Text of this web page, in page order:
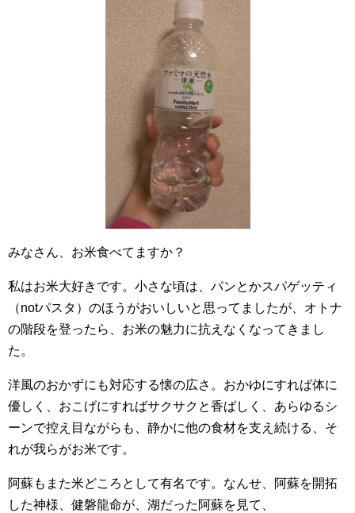
みなさん、お米食べてますか？
私はお米大好きです。小さな頃は、パンとかスパゲッティ
（notパスタ）のほうがおいしいと思ってましたが、オトナ
の階段を登ったら、お米の魅力に抗えなくなってきまし
た。
洋風のおかずにも対応する懐の広さ。おかゆにすれば体に
優しく、おこげにすればサクサクと香ばしく、あらゆるシ
ーンで控え目ながらも、静かに他の食材を支え続ける、そ
れが我らがお米です。
阿蘇もまた米どころとして有名です。なんせ、阿蘇を開拓
した神様、健磐龍命が、湖だった阿蘇を見て、